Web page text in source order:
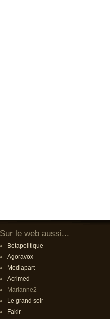
Sur le web aussi...
Betapolitique
Agoravox
Mediapart
Acrimed
Marianne2
Le grand soir
Fakir